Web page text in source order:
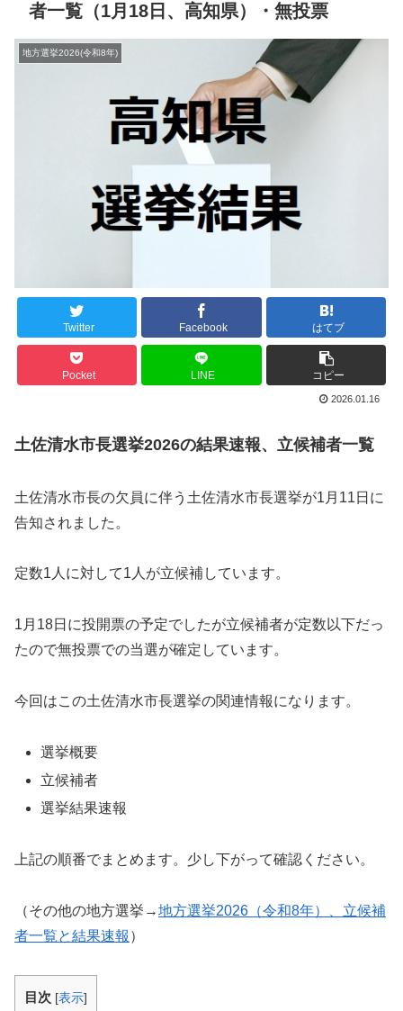
者一覧（1月18日、高知県）・無投票
地方選挙2026(令和8年)
Twitter Facebook はてブ
Pocket LINE コピー
2026.01.16
土佐清水市長選挙2026の結果速報、立候補者一覧
土佐清水市長の欠員に伴う土佐清水市長選挙が1月11日に
告知されました。
定数1人に対して1人が立候補しています。
1月18日に投開票の予定でしたが立候補者が定数以下だっ
たので無投票での当選が確定しています。
今回はこの土佐清水市長選挙の関連情報になります。
選挙概要
立候補者
選挙結果速報
上記の順番でまとめます。少し下がって確認ください。
（その他の地方選挙→地方選挙2026（令和8年）、立候補
者一覧と結果速報 ）
目次 [表示]